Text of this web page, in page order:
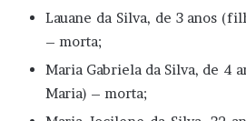
Lauane da Silva, de 3 anos
– morta;
Maria Gabriela da Silva, de 4
Maria) – morta;